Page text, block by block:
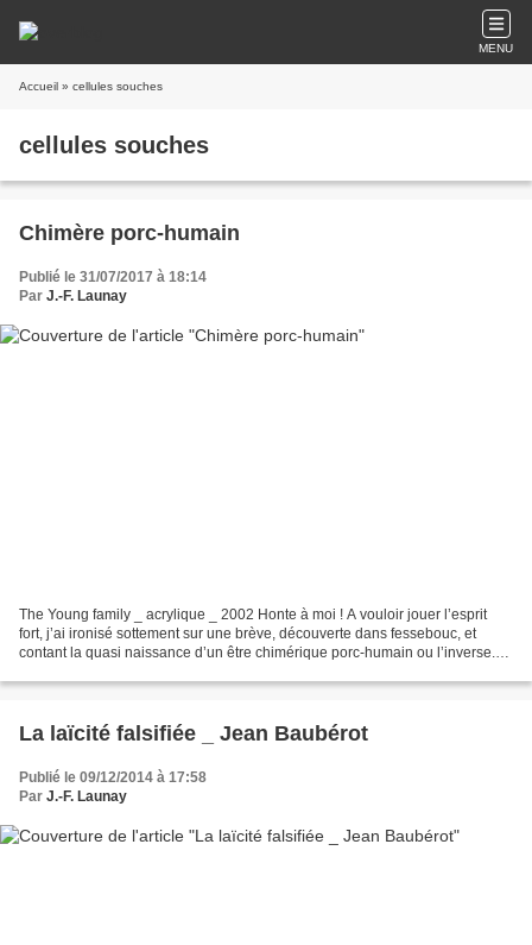
MENU
Accueil » cellules souches
cellules souches
Chimère porc-humain
Publié le 31/07/2017 à 18:14
Par J.-F. Launay
The Young family _ acrylique _ 2002 Honte à moi ! A vouloir jouer l’esprit
fort, j’ai ironisé sottement sur une brève, découverte dans fessebouc, et
contant la quasi naissance d’un être chimérique porc-humain ou l’inverse.
La laïcité falsifiée _ Jean Baubérot
Publié le 09/12/2014 à 17:58
Par J.-F. Launay